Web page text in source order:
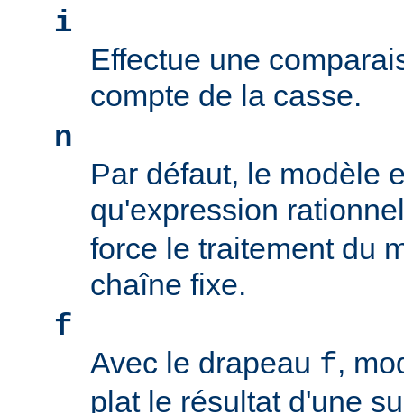
i
Effectue une
compte de la casse.
n
Par défaut, le modèle
qu'expression
force le traitement du
chaîne fixe.
f
Avec le drapeau f,
plat le résultat d'une